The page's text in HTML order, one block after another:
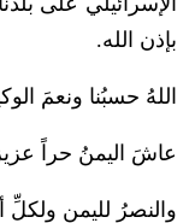
بإذن الله.
اللهُ حسبُنا ونعمَ
عاشَ اليمنُ حراً
والنصرُ لليمنِ ولكلِّ